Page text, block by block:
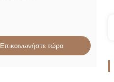
Επικοινωνήστε τώρα